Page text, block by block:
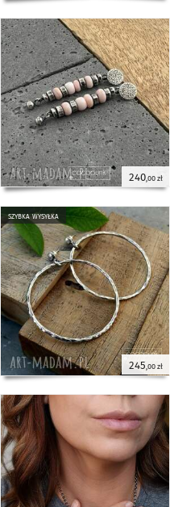
Naszyjnik dokładnie taki jak na
zdjęciu, bardzo mi się podoba.
Polecam.
naszyjnik z monetami boho/ gypsy.
Srebro 925 - Cocopunk
Super naszyjnik, poproszę jeszcze
o bransoletkę na takim samym
łańcuszku ;)
kolczyki z perłami - srebro 925 -
Bardzo ładne kolczyki oraz naszyjnik
do kompletu. Wykonane starannie,
nowoczesny design. Polecam.
srebro i różowy szafir - naszyjnik -
Cocopunk
Świetne wykonanie
Cocopunk
Piękny naszyjnik, doskonale
wykończony. Pasuje do wielu kreacji.
kolczyki koła z perłami outside -
srebro pr - Cocopunk
240,00 zł
szybka wysyłka
245,00 zł